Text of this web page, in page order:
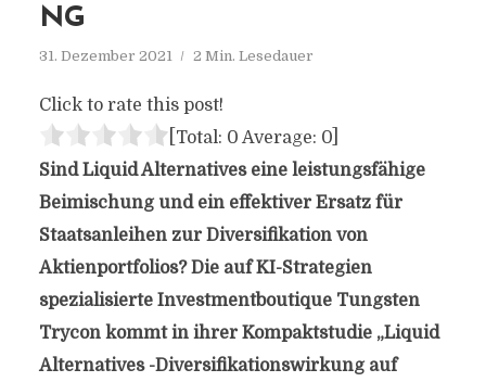
NG
31. Dezember 2021 2 Min. Lesedauer
Click to rate this post!
[Total: 0 Average: 0]
Sind Liquid Alternatives eine leistungsfähige
Beimischung und ein effektiver Ersatz für
Staatsanleihen zur Diversifikation von
Aktienportfolios? Die auf KI-Strategien
spezialisierte Investmentboutique Tungsten
Trycon kommt in ihrer Kompaktstudie „Liquid
Alternatives -Diversifikationswirkung auf